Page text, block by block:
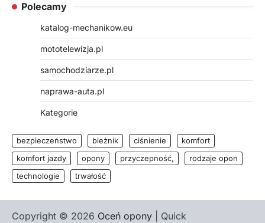
Polecamy
katalog-mechanikow.eu
mototelewizja.pl
samochodziarze.pl
naprawa-auta.pl
Kategorie
bezpieczeństwo bieżnik ciśnienie
komfort
komfort jazdy
opony przyczepność,
rodzaje opon
technologie
trwałość
Copyright © 2026 Oceń opony | Quick